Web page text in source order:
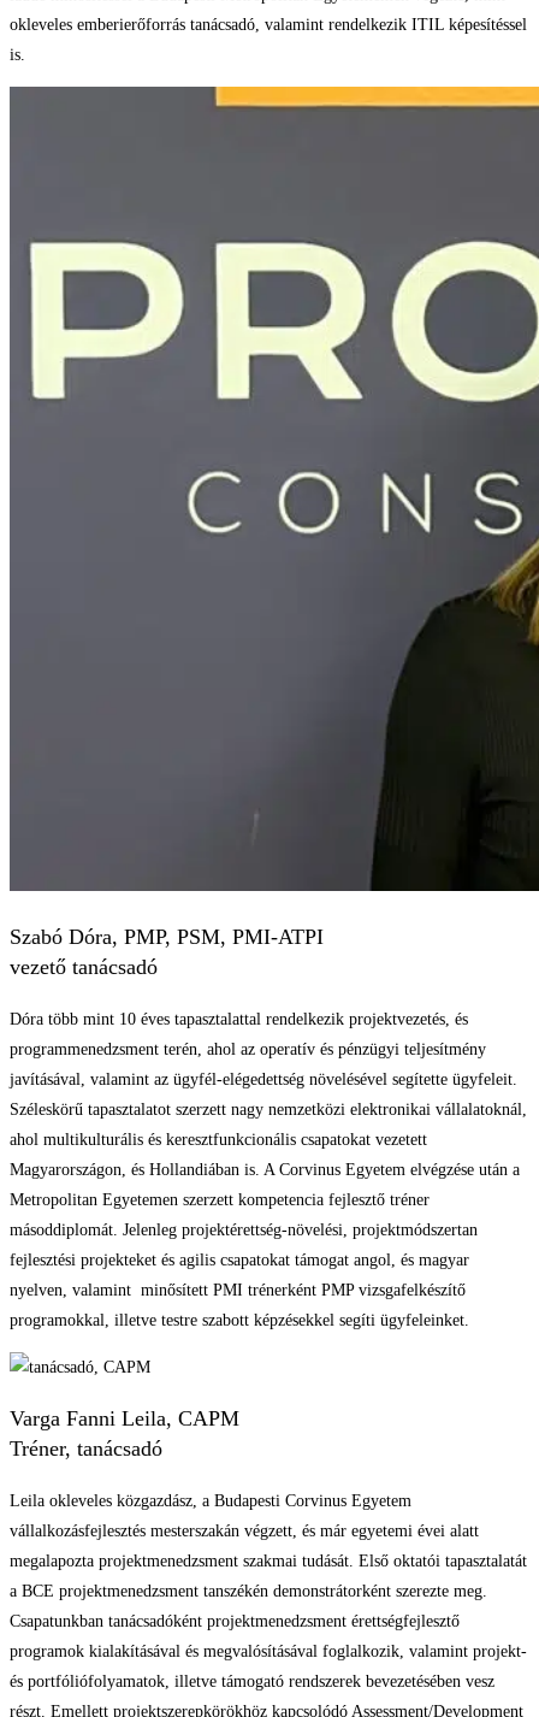
okleveles emberierőforrás tanácsadó, valamint rendelkezik ITIL képesítéssel
is.
Szabó Dóra, PMP, PSM, PMI-ATPI
vezető tanácsadó
Dóra több mint 10 éves tapasztalattal rendelkezik projektvezetés, és
programmenedzsment terén, ahol az operatív és pénzügyi teljesítmény
javításával, valamint az ügyfél-elégedettség növelésével segítette ügyfeleit.
Széleskörű tapasztalatot szerzett nagy nemzetközi elektronikai vállalatoknál,
ahol multikulturális és keresztfunkcionális csapatokat vezetett
Magyarországon, és Hollandiában is. A Corvinus Egyetem elvégzése után a
Metropolitan Egyetemen szerzett kompetencia fejlesztő tréner
másoddiplomát. Jelenleg projektérettség-növelési, projektmódszertan
fejlesztési projekteket és agilis csapatokat támogat angol, és magyar
nyelven, valamint minősített PMI trénerként PMP vizsgafelkészítő
programokkal, illetve testre szabott képzésekkel segíti ügyfeleinket.
Varga Fanni Leila, CAPM
Tréner, tanácsadó
Leila okleveles közgazdász, a Budapesti Corvinus Egyetem
vállalkozásfejlesztés mesterszakán végzett, és már egyetemi évei alatt
megalapozta projektmenedzsment szakmai tudását. Első oktatói tapasztalatát
a BCE projektmenedzsment tanszékén demonstrátorként szerezte meg.
Csapatunkban tanácsadóként projektmenedzsment érettségfejlesztő
programok kialakításával és megvalósításával foglalkozik, valamint projekt-
és portfóliófolyamatok, illetve támogató rendszerek bevezetésében vesz
részt. Emellett projektszerepkörökhöz kapcsolódó Assessment/Development